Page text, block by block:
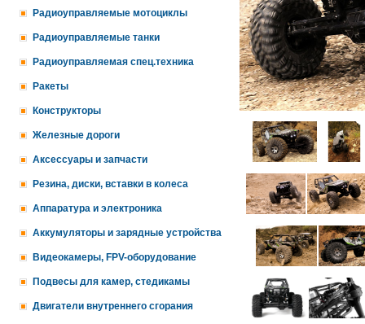
Радиоуправляемые мотоциклы
Радиоуправляемые танки
Радиоуправляемая спец.техника
Ракеты
Конструкторы
Железные дороги
Аксессуары и запчасти
Резина, диски, вставки в колеса
Аппаратура и электроника
Аккумуляторы и зарядные устройства
Видеокамеры, FPV-оборудование
Подвесы для камер, стедикамы
Двигатели внутреннего сгорания